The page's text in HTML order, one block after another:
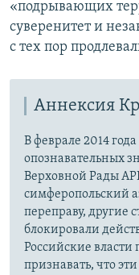
«подрывающих
суверенитет и
с тех пор
Аннексия
В феврале 2014
опознавательных
Верховной Рады
симферопольский
переправу, другие
блокировали
Российские власти
признавать, что